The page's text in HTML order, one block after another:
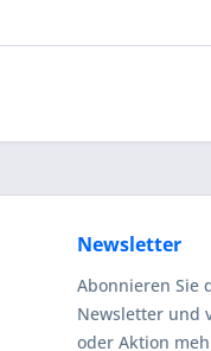
Newsletter
Abonnieren Sie
Newsletter und
oder Aktion